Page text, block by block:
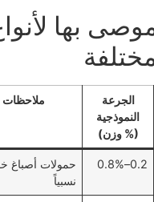
بها
الجرعة
النموذجية
(% وزن)
ملاحظات
0.2–0.8%
حمولات أصباغ
نسبياً